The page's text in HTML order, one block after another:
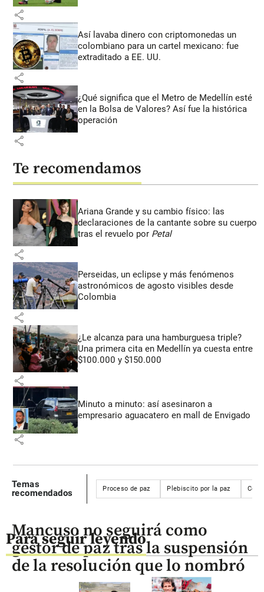
share
Así lavaba dinero con criptomonedas un
colombiano para un cartel mexicano: fue
extraditado a EE. UU.
share
¿Qué significa que el Metro de Medellín esté
en la Bolsa de Valores? Así fue la histórica
operación
share
Te recomendamos
Ariana Grande y su cambio físico: las
declaraciones de la cantante sobre su cuerpo
tras el revuelo por Petal
share
Perseidas, un eclipse y más fenómenos
astronómicos de agosto visibles desde
Colombia
share
¿Le alcanza para una hamburguesa triple?
Una primera cita en Medellín ya cuesta entre
$100.000 y $150.000
share
Minuto a minuto: así asesinaron a
empresario aguacatero en mall de Envigado
share
Temas
recomendados
Proceso de paz Plebiscito por la paz
Para seguir leyendo
Mancuso no seguirá como
gestor de paz tras la suspensión
de la resolución que lo nombró